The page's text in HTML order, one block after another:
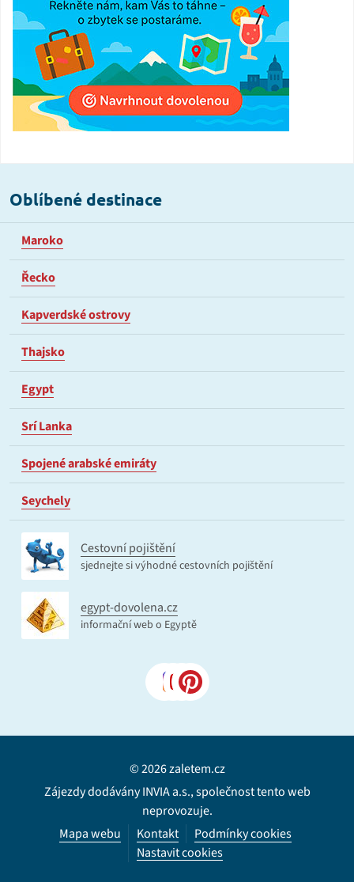
Oblíbené destinace
Maroko
Řecko
Kapverdské ostrovy
Thajsko
Egypt
Srí Lanka
Spojené arabské emiráty
Seychely
Cestovní pojištění
sjednejte si výhodné cestovních pojištění
egypt-dovolena.cz
informační web o Egyptě
© 2026 zaletem.cz
Zájezdy dodávány INVIA a.s., společnost tento web
neprovozuje.
Mapa webu
Kontakt
Podmínky cookies
Nastavit cookies